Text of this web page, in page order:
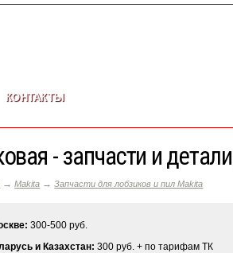
КОНТАКТЫ
- запчасти и
→Makita →Запчасти для лобзиков и пил Makita
300-500 руб.
и Казахстан: 300 руб. + по тарифам ТК